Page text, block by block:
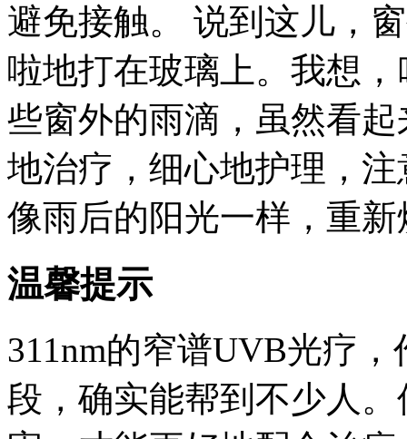
避免接触。 说到这儿，
啦地打在玻璃上。我想
些窗外的雨滴，虽然看
地治疗，细心地护理，
像雨后的阳光一样，重
温馨提示
311nm的窄谱UVB光疗
段，确实能帮到不少人